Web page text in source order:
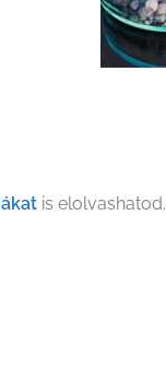
is elolvashatod.